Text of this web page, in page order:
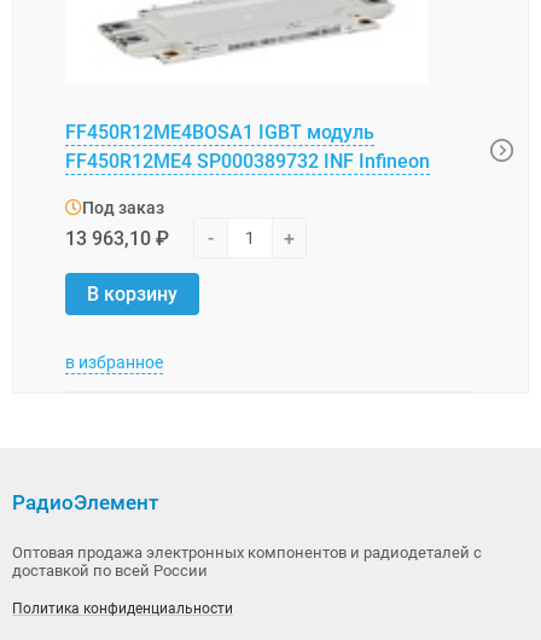
FF450R12ME4BOSA1 IGBT модуль
FF450R12ME4 SP000389732 INF Infineon
Под заказ
13 963,10 ₽ - +
В корзину
в избранное
Half
РадиоЭлемент
Оптовая продажа электронных компонентов и радиодеталей с
доставкой по всей России
Политика конфиденциальности